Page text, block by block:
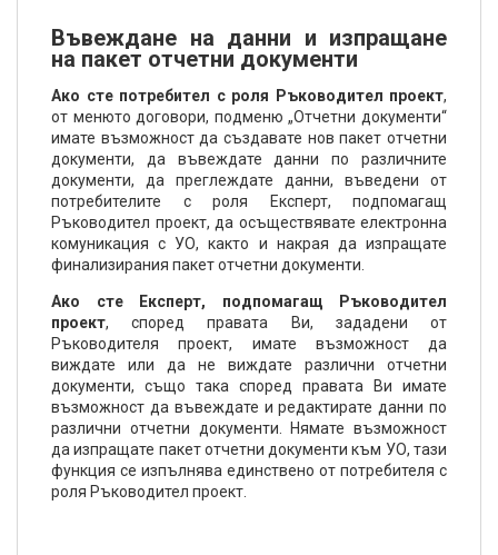
Въвеждане на данни и изпращане
на пакет отчетни документи
Ако сте потребител с роля Ръководител проект,
от менюто договори, подменю „Отчетни документи“
имате възможност да създавате нов пакет отчетни
документи, да въвеждате данни по различните
документи, да преглеждате данни, въведени от
потребителите с роля Експерт, подпомагащ
Ръководител проект, да осъществявате електронна
комуникация с УО, както и накрая да изпращате
финализирания пакет отчетни документи.
Ако сте Експерт, подпомагащ Ръководител
проект, според правата Ви, зададени от
Ръководителя проект, имате възможност да
виждате или да не виждате различни отчетни
документи, също така според правата Ви имате
възможност да въвеждате и редактирате данни по
различни отчетни документи. Нямате възможност
да изпращате пакет отчетни документи към УО, тази
функция се изпълнява единствено от потребителя с
роля Ръководител проект.